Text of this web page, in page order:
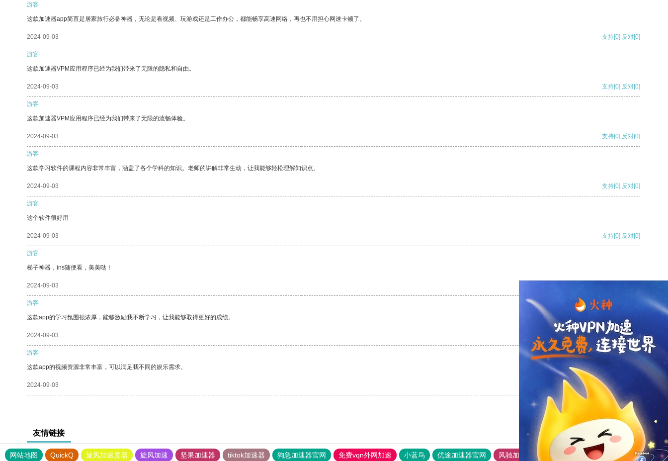
游客
这款加速器app简直是居家旅行必备神器，无论是看视频、玩游戏还是工作办公，都能畅享高速网络，再也不用担心网速卡顿了。
2024-09-03 支持[0] 反对[0]
游客
这款加速器VPM应用程序已经为我们带来了无限的隐私和自由。
2024-09-03 支持[0] 反对[0]
游客
这款加速器VPM应用程序已经为我们带来了无限的流畅体验。
2024-09-03 支持[0] 反对[0]
游客
这款学习软件的课程内容非常丰富，涵盖了各个学科的知识。老师的讲解非常生动，让我能够轻松理解知识点。
2024-09-03 支持[0] 反对[0]
游客
这个软件很好用
2024-09-03 支持[0] 反对[0]
游客
梯子神器，ins随便看，美美哒！
2024-09-03
游客
这款app的学习氛围很浓厚，能够激励我不断学习，让我能够取得更好的成绩。
2024-09-03 支持 [0] 反对 [0]
游客
这款app的视频资源非常丰富，可以满足我不同的娱乐需求。
2024-09-03 支持
友情链接
网站地图 QuickQ 旋风加速度器 旋风加速 坚果加速器 tiktok加速器 狗急加速器官网 免费vqn外网加速 小蓝鸟 优途加速器官网 风驰加速器 旋风加速器